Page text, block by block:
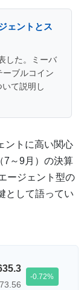
ェントとス
した。ミーバ
ーブルコイン
て説明し
ントに高い関心
7～9月）の決算
ージェント型の
として語ってい
-0.72